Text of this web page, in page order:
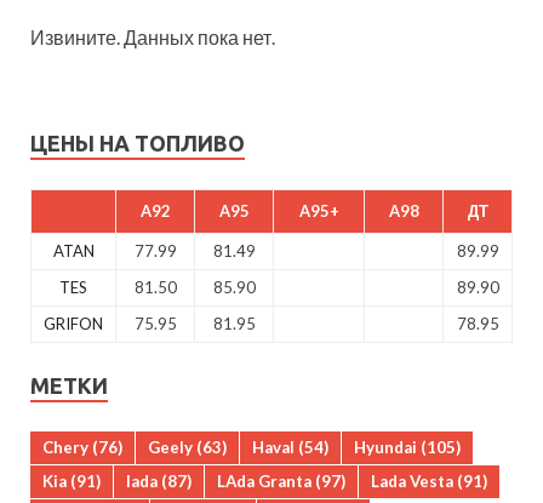
Извините. Данных пока нет.
ЦЕНЫ НА ТОПЛИВО
A92 A95 A95+ A98 ДТ
ATAN 77.99 81.49
89.99
TES
81.50 85.90
89.90
GRIFON
75.95 81.95 78.95
МЕТКИ
Chery (76) Geely (63) Haval (54) Hyundai (105)
Kia (91) lada (87) LAda Granta (97) Lada Vesta (91)